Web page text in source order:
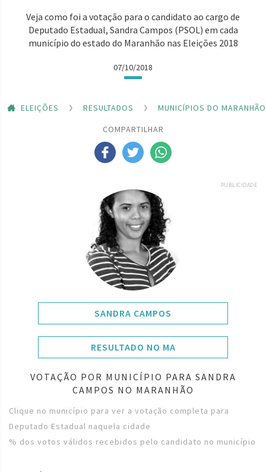
Veja como foi a votação para o candidato ao cargo de
Deputado Estadual, Sandra Campos (PSOL) em cada
município do estado do Maranhão nas Eleições 2018
07/10/2018
ELEIÇÕES RESULTADOS
MUNICÍPIOS DO MARANHÃO
COMPARTILHAR
PUBLICIDADE
SANDRA CAMPOS
RESULTADO NO MA
VOTAÇÃO POR MUNICÍPIO PARA SANDRA
CAMPOS NO MARANHÃO
Clique no município para ver a votação completa para
Deputado Estadual naquela cidade
% dos votos válidos recebidos pelo candidato no município